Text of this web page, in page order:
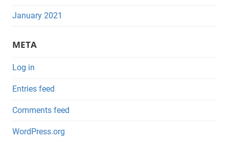
January 2021
META
Log in
Entries feed
Comments feed
WordPress.org